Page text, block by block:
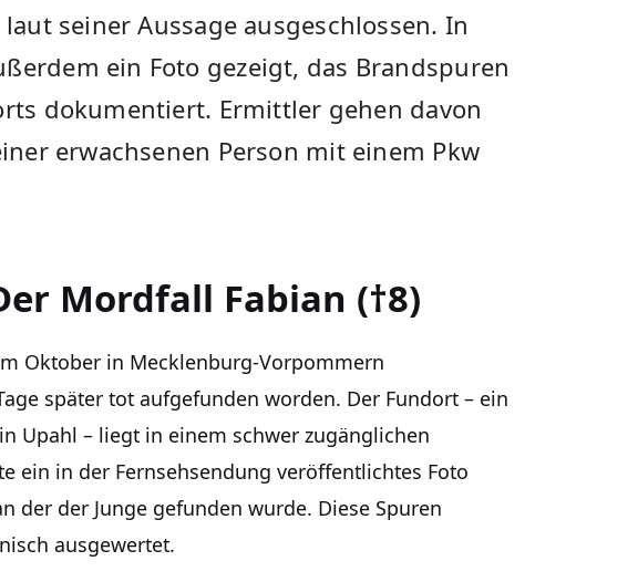
seiner Aussage ausgeschlossen. In
ein Foto gezeigt, das Brandspuren
dokumentiert. Ermittler gehen davon
erwachsenen Person mit einem Pkw
Mordfall Fabian (†8)
Oktober in Mecklenburg-Vorpommern
später tot aufgefunden worden. Der Fundort – ein
Upahl – liegt in einem schwer zugänglichen
ein in der Fernsehsendung veröffentlichtes Foto
der der Junge gefunden wurde. Diese Spuren
ausgewertet.